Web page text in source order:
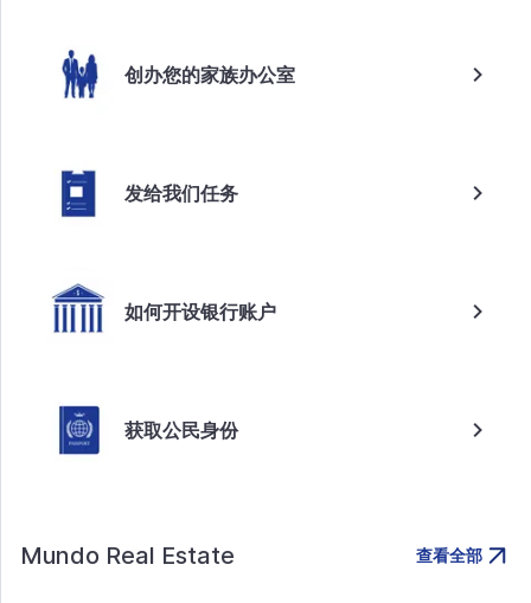
创办您的家族办公室
发给我们任务
如何开设银行账户
获取公民身份
Mundo Real Estate 查看全部